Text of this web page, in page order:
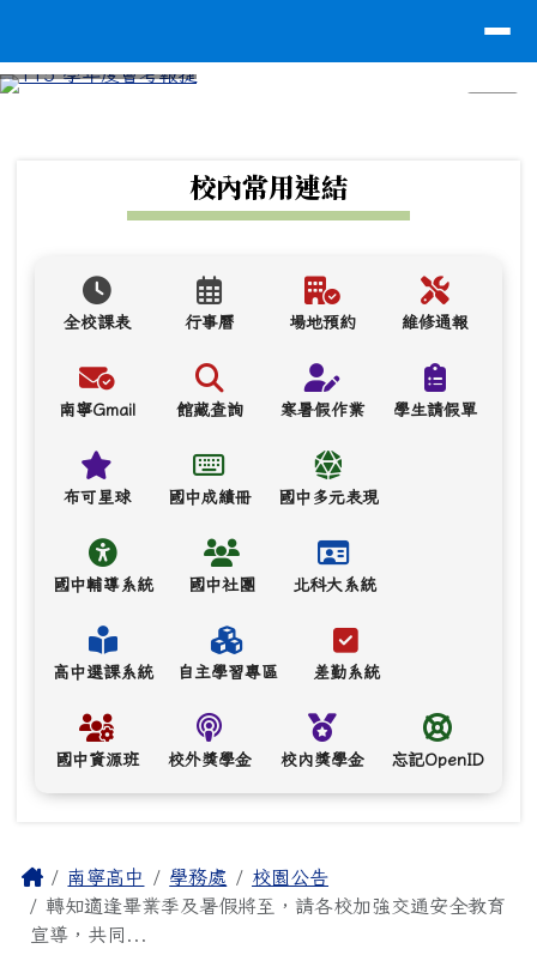
校內常用連結
全校課表 行事曆 場地預約 維修通報
南寧Gmail 館藏查詢 寒暑假作業 學生請假單
布可星球 國中成績冊 國中多元表現
國中輔導系統 國中社團 北科大系統
高中選課系統 自主學習專區 差勤系統
國中資源班 校外獎學金 校內獎學金 忘記OpenID
主內容區域
Home南寧高中 學務處
校園公告
轉知適逢畢業季及暑假將至，請各校加強交通安全教育
宣導，共同...